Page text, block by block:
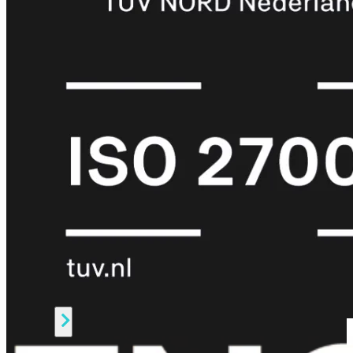
ProtectionEnterprise
bekijken
FortiCareSecurity
BundelsSOC
Service